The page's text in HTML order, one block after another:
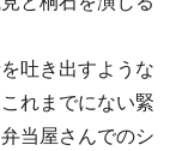
吐き出すような
れまでにない緊
当屋さんでのシ